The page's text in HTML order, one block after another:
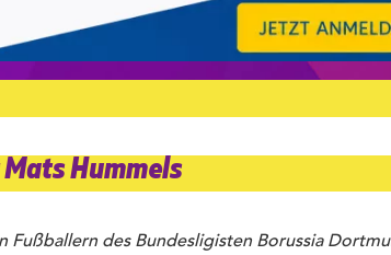
Hummels
des Bundesligisten Borussia